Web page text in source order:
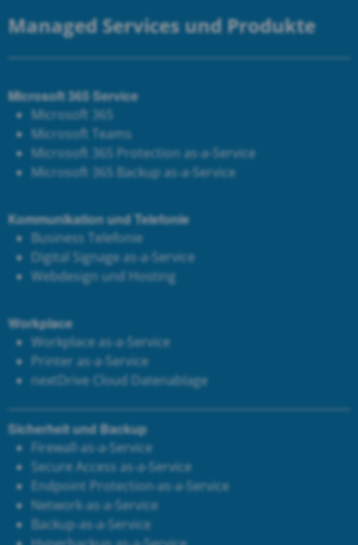
Managed Services und Produkte
Microsoft 365 Service
Microsoft 365
Microsoft Teams
Microsoft 365 Protection as-a-Service
Microsoft 365 Backup as-a-Service
Kommunikation und Telefonie
Business Telefonie
Digital Signage as-a-Service
Webdesign und Hosting
Workplace
Workplace as-a-Service
Printer as-a-Service
nextDrive Cloud Datenablage
Sicherheit und Backup
Firewall-as-a-Service
Secure Access as-a-Service
Endpoint Protection-as-a-Service
Network-as-a-Service
Backup-as-a-Service